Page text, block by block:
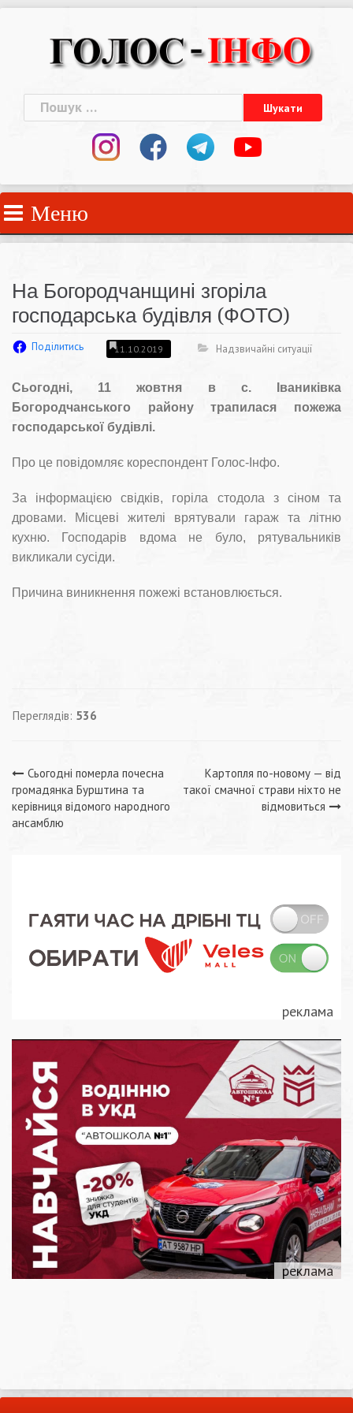
Пошук:
Меню
На Богородчанщині згоріла
господарська будівля (ФОТО)
Поділитись 11.10.2019 Надзвичайні ситуації
Сьогодні, 11 жовтня в с. Іваниківка
Богородчанського району трапилася пожежа
господарської будівлі.
Про це повідомляє кореспондент Голос-Інфо.
За інформацією свідків, горіла стодола з сіном та
дровами. Місцеві жителі врятували гараж та літню
кухню. Господарів вдома не було, рятувальників
викликали сусіди.
Причина виникнення пожежі встановлюється.
Переглядів: 536
Навігація
записів
Сьогодні померла почесна
громадянка Бурштина та
керівниця відомого народного
ансамблю
Картопля по-новому — від
такої смачної страви ніхто не
відмовиться